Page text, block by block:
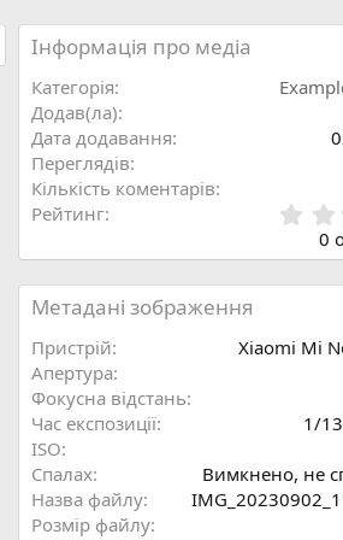
Інформація про медіа
Категорія
Додав(ла)
Дата додавання
Переглядів
Кількість коментарів
Рейтинг
0
Метадані зображення
Пристрій
Xiaomi Mi
Aпертура
Фокусна відстань
Час експозиції
1/
ISO
Спалах
Вимкнено, не
Назва файлу
Розмір файлу